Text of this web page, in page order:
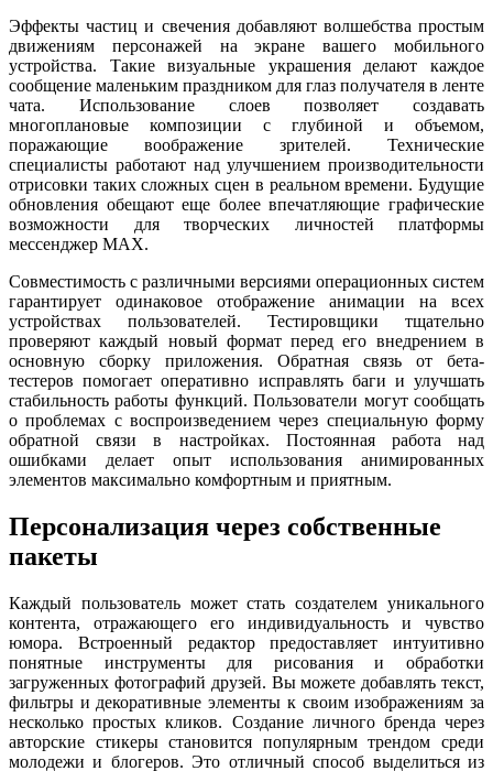
Эффекты частиц и свечения добавляют волшебства простым
движениям персонажей на экране вашего мобильного
устройства. Такие визуальные украшения делают каждое
сообщение маленьким праздником для глаз получателя в ленте
чата. Использование слоев позволяет создавать
многоплановые композиции с глубиной и объемом,
поражающие воображение зрителей. Технические
специалисты работают над улучшением производительности
отрисовки таких сложных сцен в реальном времени. Будущие
обновления обещают еще более впечатляющие графические
возможности для творческих личностей платформы
мессенджер MAX.
Совместимость с различными версиями операционных систем
гарантирует одинаковое отображение анимации на всех
устройствах пользователей. Тестировщики тщательно
проверяют каждый новый формат перед его внедрением в
основную сборку приложения. Обратная связь от бета-
тестеров помогает оперативно исправлять баги и улучшать
стабильность работы функций. Пользователи могут сообщать
о проблемах с воспроизведением через специальную форму
обратной связи в настройках. Постоянная работа над
ошибками делает опыт использования анимированных
элементов максимально комфортным и приятным.
Персонализация через собственные
пакеты
Каждый пользователь может стать создателем уникального
контента, отражающего его индивидуальность и чувство
юмора. Встроенный редактор предоставляет интуитивно
понятные инструменты для рисования и обработки
загруженных фотографий друзей. Вы можете добавлять текст,
фильтры и декоративные элементы к своим изображениям за
несколько простых кликов. Создание личного бренда через
авторские стикеры становится популярным трендом среди
молодежи и блогеров. Это отличный способ выделиться из